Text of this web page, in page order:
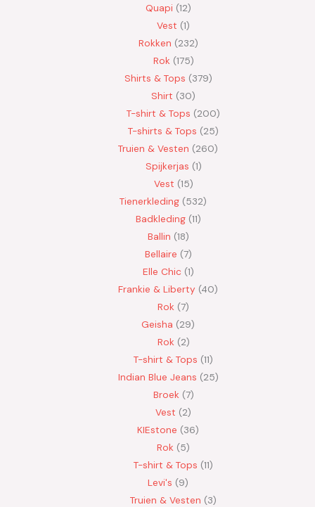
Quapi 12
Vest 1
Rokken 232
Rok 175
Shirts & Tops 379
Shirt
30
T-shirt & Tops
200
T-shirts & Tops
25
Truien & Vesten
260
Spijkerjas 1
Vest 15
Tienerkleding 532
Badkleding 11
Ballin 18
Bellaire 7
Elle Chic 1
Frankie & Liberty 40
Rok 7
Geisha
29
Rok 2
T-shirt & Tops 11
Indian Blue Jeans 25
Broek 7
Vest
2
KIEstone
36
Rok
5
T-shirt & Tops 11
Levi's
9
Truien & Vesten
3